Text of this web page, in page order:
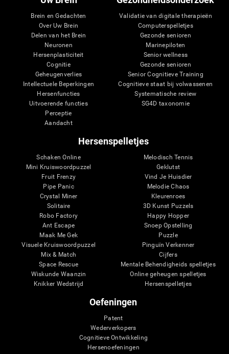
Brein en Gedachten
Over Uw Brein
Delen van het Brein
Neuronen
Hersenplasticiteit
Cognitie
Geheugenverlies
Intellectuele Beperkingen
Hersenfuncties
Uitvoerende functies
Perceptie
Aandacht
Validatie van digitale therapieën
Computerspelletjes
Gezonde senioren
Marinepiloten
Senior wellness
Gezonde senioren
Senior Cognitieve Training
Cognitieve staat bij volwassenen
Systematische review
SG4D taxonomie
Hersenspelletjes
Schaken Online
Mini Kruiswoordpuzzel
Fruit Frenzy
Pipe Panic
Crystal Miner
Solitaire
Robo Factory
Ant Escape
Maak Me Gek
Visuele Kruiswoordpuzzel
Mix & Match
Space Rescue
Wiskunde Waanzin
Knikker Wedstrijd
Melodisch Tennis
Geklutst
Vind Je Huisdier
Melodie Chaos
Kleurenroes
3D Kunst Puzzels
Happy Hopper
Snoep Opstelling
Puzzle
Pinguïn Verkenner
Cijfers
Mentale Behendigheids spelletjes
Online geheugen spelletjes
Hersenspelletjes
Oefeningen
Patent
Wederverkopers
Cognitieve Ontwikkeling
Hersenoefeningen